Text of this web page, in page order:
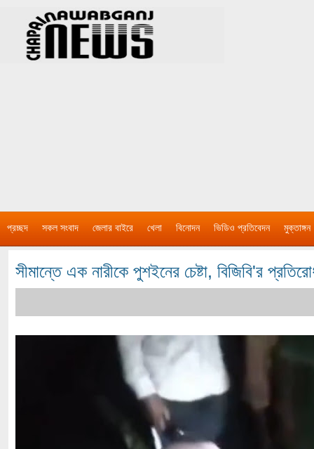
প্রচ্ছদ সকল সংবাদ জেলার বাইরে খেলা বিনোদন ভিডিও প্রতিবেদন মুক্তাঙ্গন
সীমান্তে এক নারীকে পুশইনের চেষ্টা, বিজিবি'র